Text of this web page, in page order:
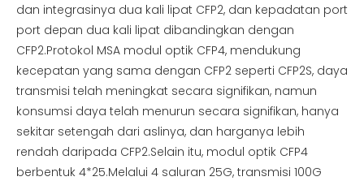
dan integrasinya dua kali lipat CFP2, dan kepadatan port
port depan dua kali lipat dibandingkan dengan
CFP2.Protokol MSA modul optik CFP4, mendukung
kecepatan yang sama dengan CFP2 seperti CFP2S, daya
transmisi telah meningkat secara signifikan, namun
konsumsi daya telah menurun secara signifikan, hanya
sekitar setengah dari aslinya, dan harganya lebih
rendah daripada CFP2.Selain itu, modul optik CFP4
berbentuk 4*25.Melalui 4 saluran 25G, transmisi 100G